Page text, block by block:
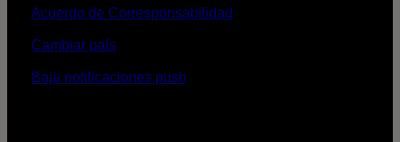
Acuerdo de Corresponsabilidad
Cambiar país
Baja notificaciones push